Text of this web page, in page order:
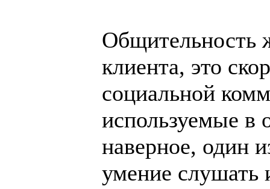
Общительность
клиента, это
социальной
используемые в
наверное, один
умение слушать